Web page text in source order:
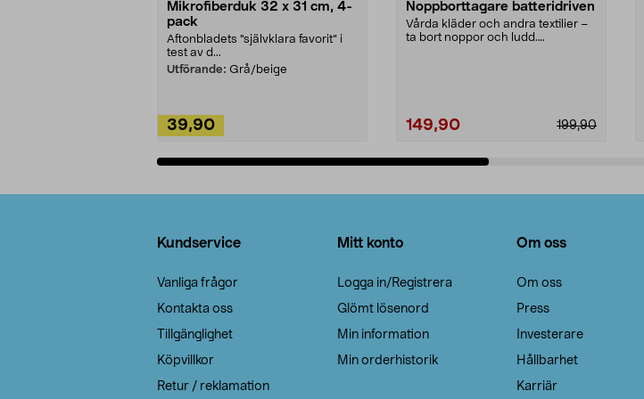
Mikrofiberduk 32 x 31 cm, 4-
pack
Aftonbladets "självklara favorit” i
test av d...
Utförande: Grå/beige
39,90
Noppborttagare batteridriven
Vårda kläder och andra textilier –
ta bort noppor och ludd.
199,90
149,90
Kundservice
Vanliga frågor
Kontakta oss
Tillgänglighet
Köpvillkor
Retur / reklamation
Mitt konto
Logga in/Registrera
Glömt lösenord
Min information
Min orderhistorik
Om oss
Om oss
Press
Investerare
Hållbarhet
Karriär